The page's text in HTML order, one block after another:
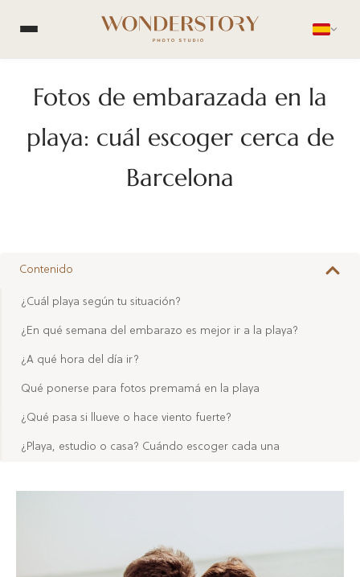
Fotos de embarazada en la
playa: cuál escoger cerca de
Barcelona
Contenido
¿Cuál playa según tu situación?
¿En qué semana del embarazo es mejor ir a la playa?
¿A qué hora del día ir?
Qué ponerse para fotos premamá en la playa
¿Qué pasa si llueve o hace viento fuerte?
¿Playa, estudio o casa? Cuándo escoger cada una